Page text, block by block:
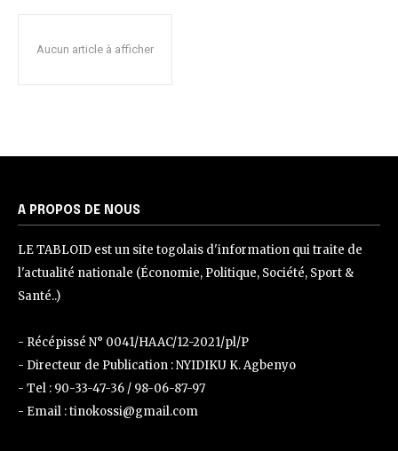
Aucun article à afficher
A PROPOS DE NOUS
LE TABLOID est un site togolais d'information qui traite de
l'actualité nationale (Économie, Politique, Société, Sport &
Santé..)
- Récépissé N° 0041/HAAC/12-2021/pl/P
- Directeur de Publication : NYIDIKU K. Agbenyo
- Tel : 90-33-47-36 / 98-06-87-97
- Email : tinokossi@gmail.com